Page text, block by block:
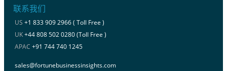
联系我们
US +1 833 909 2966 ( Toll Free )
UK+44 808 502 0280 (Toll Free )
APAC +91 744 740 1245
sales@fortunebusinessinsights.com